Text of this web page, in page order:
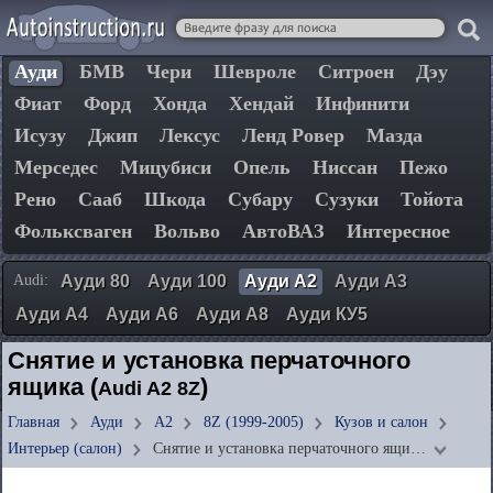
Ауди БМВ Чери Шевроле Ситроен
Дэу
Фиат
Форд Хонда Хендай
Инфинити
Исузу
Джип Лексус Ленд Ровер
Мазда
Мерседес
Мицубиси Опель Ниссан
Пежо
Рено
Сааб Шкода Субару Сузуки
Тойота
Фольксваген
Вольво АвтоВАЗ Интересное
Audi: Ауди 80 Ауди 100 Ауди А2
Ауди А3
Ауди А4
Ауди А6 Ауди А8 Ауди КУ5
Снятие и установка перчаточного
ящика (Audi A2 8Z)
Главная Ауди А2 8Z (1999-2005)
Кузов и салон
Интерьер (салон)
Снятие и установка перчаточного ящи…